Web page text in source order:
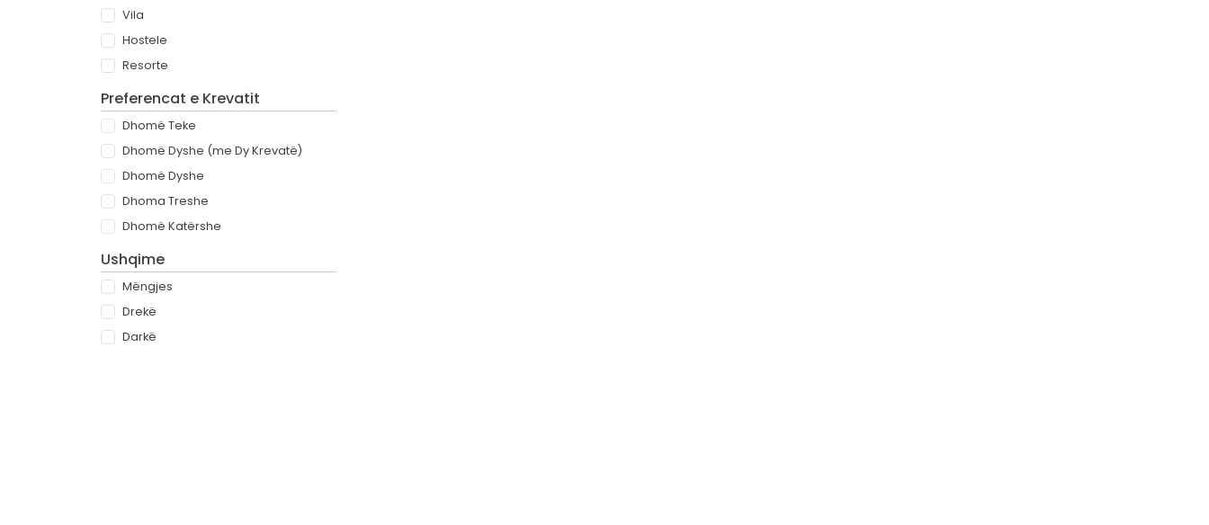
Vila
Hostele
Resorte
Preferencat e Krevatit
Dhomë Teke
Dhomë Dyshe (me Dy Krevatë)
Dhomë Dyshe
Dhoma Treshe
Dhomë Katërshe
Ushqime
Mëngjes
Drekë
Darkë